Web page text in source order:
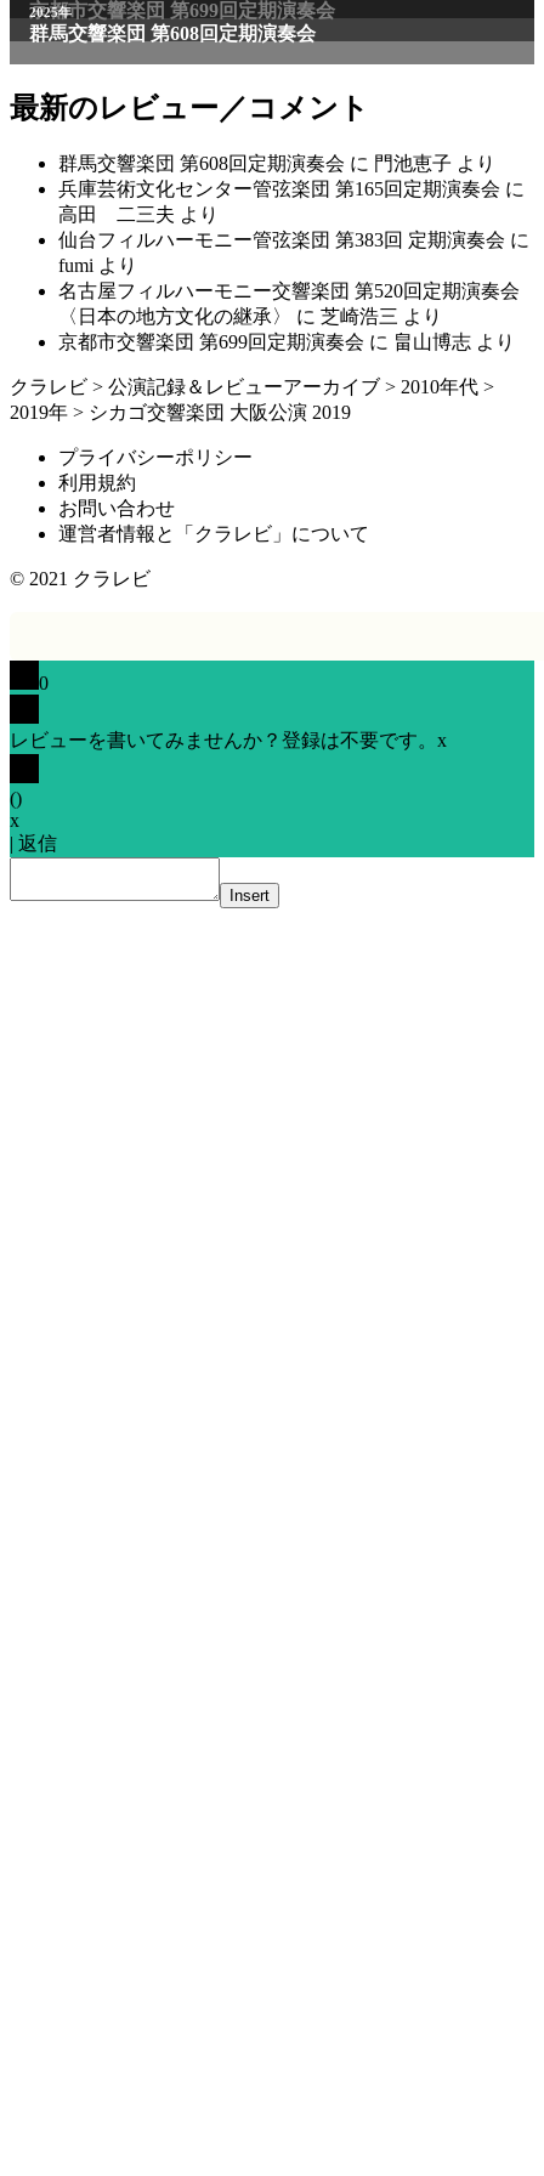
京都市交響楽団 第699回定期演奏会
2025年
群馬交響楽団 第608回定期演奏会
最新のレビュー／コメント
群馬交響楽団 第608回定期演奏会 に 門池恵子 より
兵庫芸術文化センター管弦楽団 第165回定期演奏会 に
高田 二三夫 より
仙台フィルハーモニー管弦楽団 第383回 定期演奏会 に
fumi より
名古屋フィルハーモニー交響楽団 第520回定期演奏会
〈日本の地方文化の継承〉
に 芝崎浩三 より
京都市交響楽団 第699回定期演奏会 に 畠山博志 より
クラレビ > 公演記録＆レビューアーカイブ > 2010年代 >
2019年 > シカゴ交響楽団 大阪公演 2019
プライバシーポリシー
利用規約
お問い合わせ
運営者情報と「クラレビ」について
© 2021 クラレビ
0
レビューを書いてみませんか？登録は不要です。 x
()
x
| 返信
Insert